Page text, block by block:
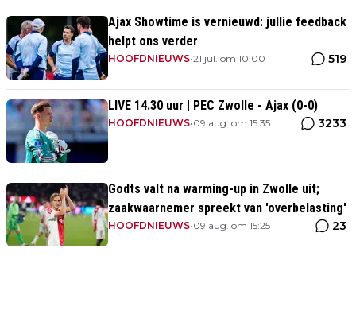
Ajax Showtime is vernieuwd: jullie feedback
helpt ons verder
HOOFDNIEUWS•21 jul. om 10:00 519
LIVE 14.30 uur | PEC Zwolle - Ajax (0-0)
HOOFDNIEUWS•09 aug. om 15:35 3233
Godts valt na warming-up in Zwolle uit;
zaakwaarnemer spreekt van 'overbelasting'
HOOFDNIEUWS•09 aug. om 15:25 23